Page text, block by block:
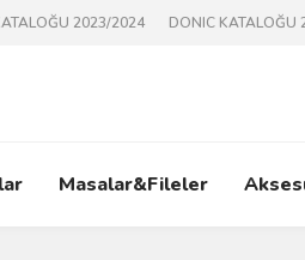
2023/2024 DONIC KATALOĞU
Masalar&Fileler